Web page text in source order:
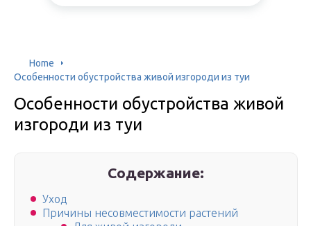
Home
Особенности обустройства живой изгороди из туи
Особенности обустройства живой
изгороди из туи
Содержание:
Уход
Причины несовместимости растений